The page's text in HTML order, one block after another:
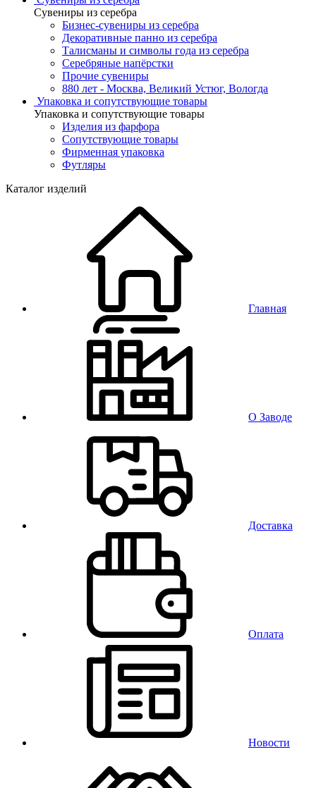
Сувениры из серебра
Бизнес-сувениры из серебра
Декоративные панно из серебра
Талисманы и символы года из серебра
Серебряные напёрстки
Прочие сувениры
880 лет - Москва, Великий Устюг, Вологда
Упаковка и сопутствующие товары
Упаковка и сопутствующие товары
Изделия из фарфора
Сопутствующие товары
Фирменная упаковка
Футляры
Каталог изделий
Главная
О Заводе
Доставка
Оплата
Новости